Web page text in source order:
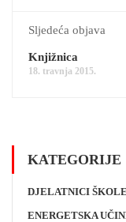
Sljedeća objava
Knjižnica
18. travnja 2015.
KATEGORIJE
DJELATNICI ŠKOLE
ENERGETSKA